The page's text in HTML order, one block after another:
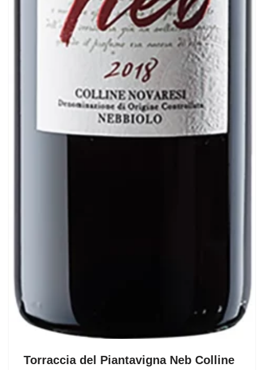
Torraccia del Piantavigna Neb Colline